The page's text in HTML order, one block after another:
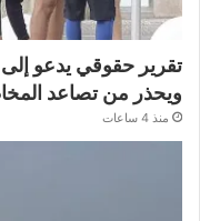
تقرير حقوقي يدعو
ويحذر من تصاعد
منذ 4 ساعات